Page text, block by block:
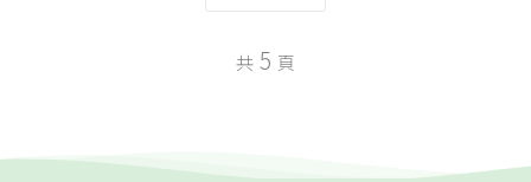
共 5 頁